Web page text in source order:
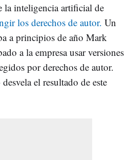
la inteligencia artificial de
los derechos de autor. Un
a principios de año Mark
a la empresa usar versiones
por derechos de autor.
el resultado de este